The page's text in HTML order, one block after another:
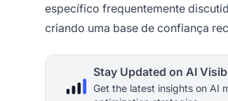
específico frequentemente
criando uma base de confiança
Stay Updated on AI
Get the latest insights on AI